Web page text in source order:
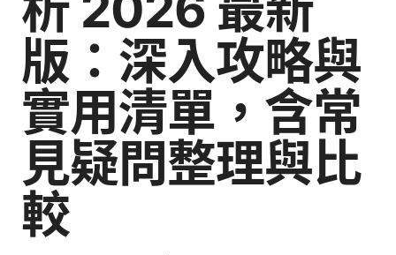
版：深入攻略與
實用清單，含常
見疑問整理與比
較